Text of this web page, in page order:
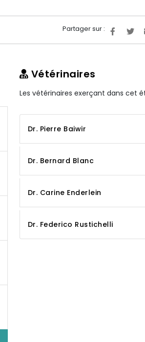
Partager sur :
Vétérinaires
Les vétérinaires exerçant dans cet
Dr. Pierre Baiwir
Dr. Bernard Blanc
Dr. Carine Enderlein
Dr. Federico Rustichelli